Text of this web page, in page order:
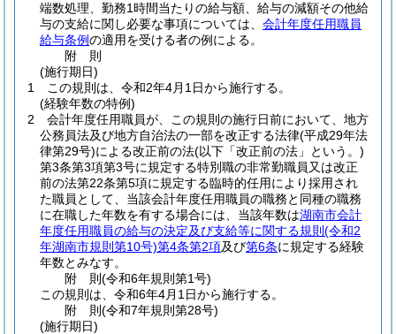
端数処理、勤務1時間当たりの給与額、給与の減額その他給
与の支給に関し必要な事項については、 会計年度任用職員
給与条例の適用を受ける者の例による。
附 則
(施行期日)
1
この規則は、令和2年4月1日から施行する。
(経験年数の特例)
2
会計年度任用職員が、この規則の施行日前において、地方
公務員法及び地方自治法の一部を改正する法律(平成29年法
律第29号)による改正前の法(以下「改正前の法」という。)
第3条第3項第3号に規定する特別職の非常勤職員又は改正
前の法第22条第5項に規定する臨時的任用により採用され
た職員として、当該会計年度任用職員の職務と同種の職務
に在職した年数を有する場合には、当該年数は湖南市会計
年度任用職員の給与の決定及び支給等に関する規則 (令和2
年湖南市規則第10号)第4条第2項及び第6条に規定する経験
年数とみなす。
附 則(令和6年規則第1号)
この規則は、令和6年4月1日から施行する。
附 則(令和7年規則第28号)
(施行期日)